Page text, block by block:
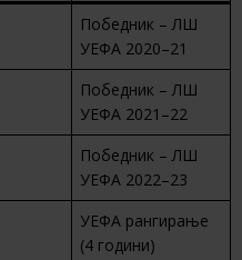
Победник – ЛШ
УЕФА 2020–21
Победник – ЛШ
УЕФА 2021–22
Победник – ЛШ
УЕФА 2022–23
УЕФА рангирање
(4 години)